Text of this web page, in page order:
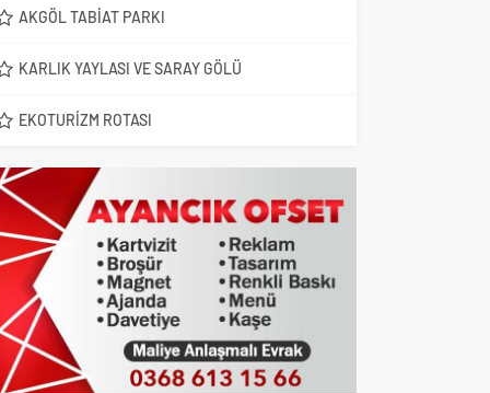
AKGÖL TABIAT PARKI
KARLIK YAYLASI VE SARAY GÖLÜ
EKOTURIZM ROTASI